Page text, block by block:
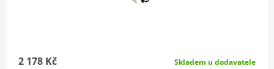
2 178 Kč Skladem u dodavatele